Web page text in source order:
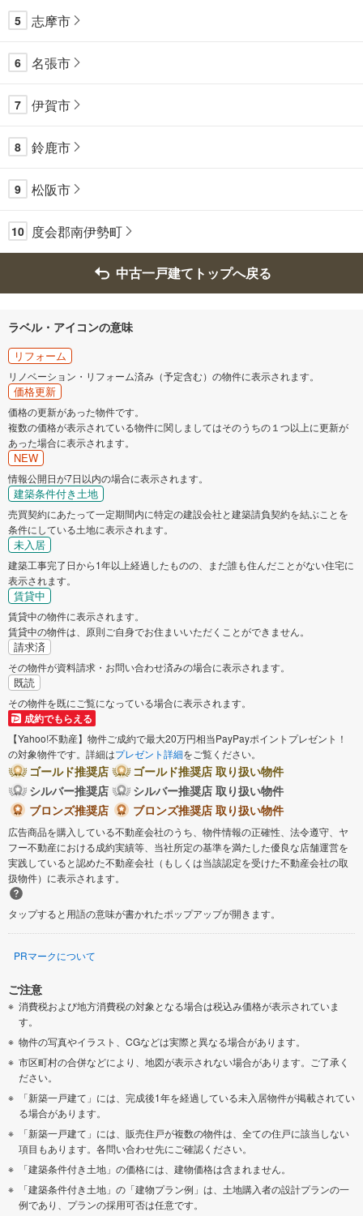
5 志摩市
6 名張市
7 伊賀市
8 鈴鹿市
9 松阪市
10 度会郡南伊勢町
中古一戸建てトップへ戻る
ラベル・アイコンの意味
リフォーム
リノベーション・リフォーム済み（予定含む）の物件に表示されます。
価格更新
価格の更新があった物件です。
複数の価格が表示されている物件に関しましてはそのうちの１つ以上に更新が
あった場合に表示されます。
NEW
情報公開日が7日以内の場合に表示されます。
建築条件付き土地
売買契約にあたって一定期間内に特定の建設会社と建築請負契約を結ぶことを
条件にしている土地に表示されます。
未入居
建築工事完了日から1年以上経過したものの、まだ誰も住んだことがない住宅に
表示されます。
賃貸中
賃貸中の物件に表示されます。
賃貸中の物件は、原則ご自身でお住まいいただくことができません。
請求済
その物件が資料請求・お問い合わせ済みの場合に表示されます。
既読
その物件を既にご覧になっている場合に表示されます。
成約でもらえる
【Yahoo!不動産】物件ご成約で最大20万円相当PayPayポイントプレゼント！
の対象物件です。詳細はプレゼント詳細をご覧ください。
ゴールド推奨店
ゴールド推奨店 取り扱い物件
シルバー推奨店
シルバー推奨店 取り扱い物件
ブロンズ推奨店
ブロンズ推奨店 取り扱い物件
広告商品を購入している不動産会社のうち、物件情報の正確性、法令遵守、ヤ
フー不動産における成約実績等、当社所定の基準を満たした優良な店舗運営を
実践していると認めた不動産会社（もしくは当該認定を受けた不動産会社の取
扱物件）に表示されます。
タップすると用語の意味が書かれたポップアップが開きます。
PRマークについて
ご注意
消費税および地方消費税の対象となる場合は税込み価格が表示されていま
す。
物件の写真やイラスト、CGなどは実際と異なる場合があります。
市区町村の合併などにより、地図が表示されない場合があります。ご了承く
ださい。
「新築一戸建て」には、完成後1年を経過している未入居物件が掲載されてい
る場合があります。
「新築一戸建て」には、販売住戸が複数の物件は、全ての住戸に該当しない
項目もあります。各問い合わせ先にご確認ください。
「建築条件付き土地」の価格には、建物価格は含まれません。
「建築条件付き土地」の「建物プラン例」は、土地購入者の設計プランの一
例であり、プランの採用可否は任意です。